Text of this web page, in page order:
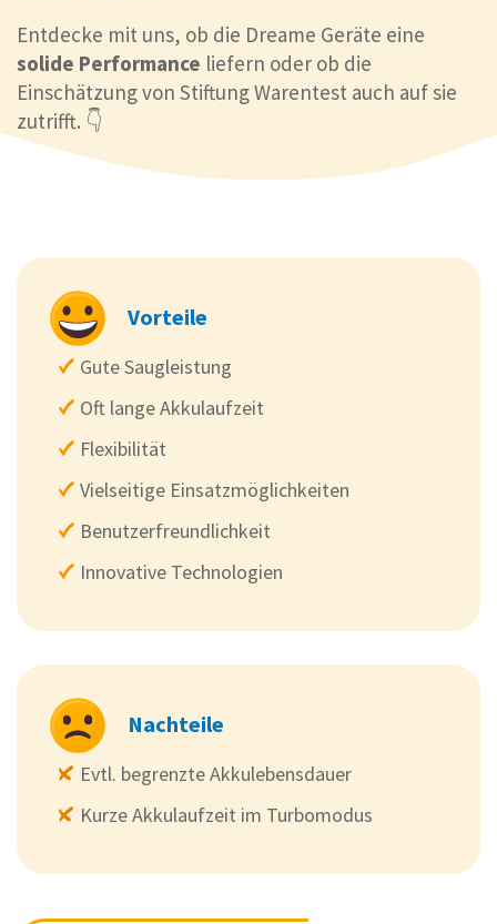
Entdecke mit uns, ob die Dreame Geräte eine
solide Performance liefern oder ob die
Einschätzung von Stiftung Warentest auch auf sie
zutrifft. 👇
Vorteile
Gute Saugleistung
Oft lange Akkulaufzeit
Flexibilität
Vielseitige Einsatzmöglichkeiten
Benutzerfreundlichkeit
Innovative Technologien
Nachteile
Evtl. begrenzte Akkulebensdauer
Kurze Akkulaufzeit im Turbomodus